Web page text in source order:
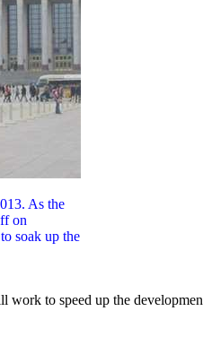
As the
on
soak up the
to speed up the